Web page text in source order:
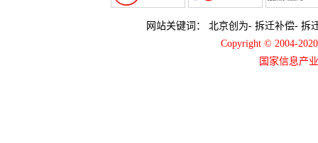
网站关键词： 北京创为- 拆迁补偿- 拆
Copyright © 2004-
国家信息产